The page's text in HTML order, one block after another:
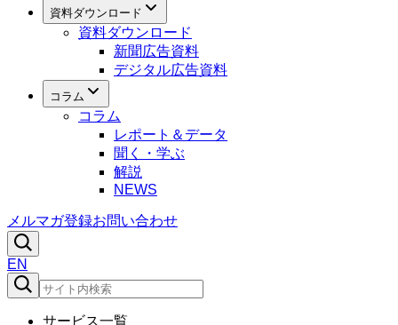
資料ダウンロード
資料ダウンロード
新聞広告資料
デジタル広告資料
コラム
コラム
レポート＆データ
聞く・学ぶ
解説
NEWS
メルマガ登録お問い合わせ
EN
サービス一覧